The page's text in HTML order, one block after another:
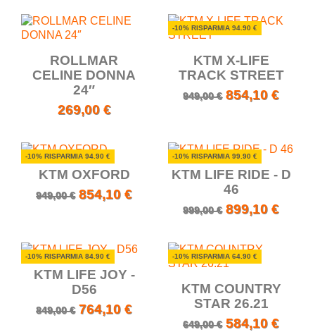
ROLLMAR
CELINE DONNA
24″
269,00 €
KTM X-LIFE
TRACK STREET
949,00 € 854,10 €
-10% RISPARMIA 94.90 €
KTM OXFORD
949,00 € 854,10 €
-10% RISPARMIA 94.90 €
KTM LIFE RIDE - D
46
999,00 € 899,10 €
-10% RISPARMIA 99.90 €
KTM LIFE JOY -
D56
849,00 € 764,10 €
-10% RISPARMIA 84.90 €
KTM COUNTRY
STAR 26.21
649,00 € 584,10 €
-10% RISPARMIA 64.90 €